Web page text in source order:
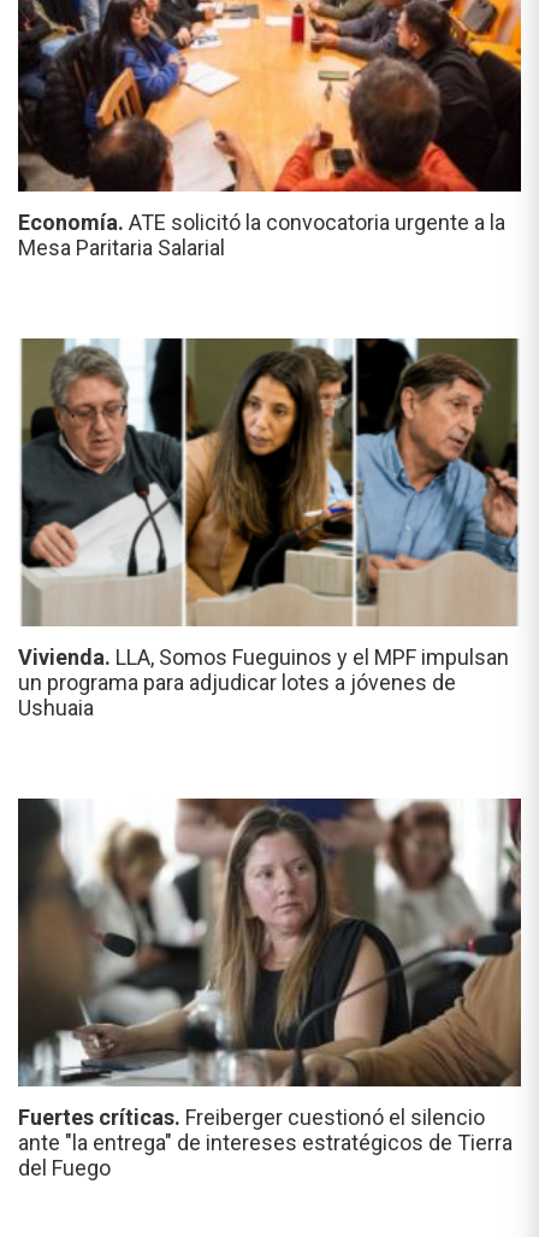
Economía. ATE solicitó la convocatoria urgente a la
Mesa Paritaria Salarial
Vivienda. LLA, Somos Fueguinos y el MPF impulsan
un programa para adjudicar lotes a jóvenes de
Ushuaia
Fuertes críticas. Freiberger cuestionó el silencio
ante "la entrega" de intereses estratégicos de Tierra
del Fuego